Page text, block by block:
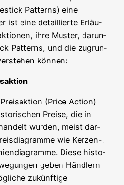
Pat­terns) eine
ist eine detail­lier­te Erläu­
ihre Mus­ter, dar­un­
Pat­terns, und die zugrun­
können:
Preis­ak­ti­on (Pri­ce Action)
Prei­se, die in
wur­den, meist dar­
wie Ker­zen-,
Die­se his­to­
geben Händ­lern
zukünf­ti­ge